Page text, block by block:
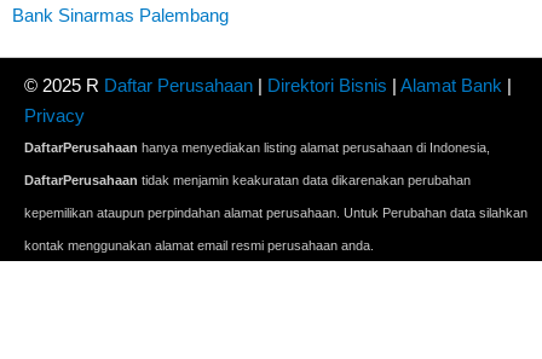
Bank Sinarmas Palembang
© 2025 R Daftar Perusahaan | Direktori Bisnis | Alamat Bank |
Privacy
DaftarPerusahaan hanya menyediakan listing alamat perusahaan di Indonesia,
DaftarPerusahaan tidak menjamin keakuratan data dikarenakan perubahan
kepemilikan ataupun perpindahan alamat perusahaan. Untuk Perubahan data silahkan
kontak menggunakan alamat email resmi perusahaan anda.